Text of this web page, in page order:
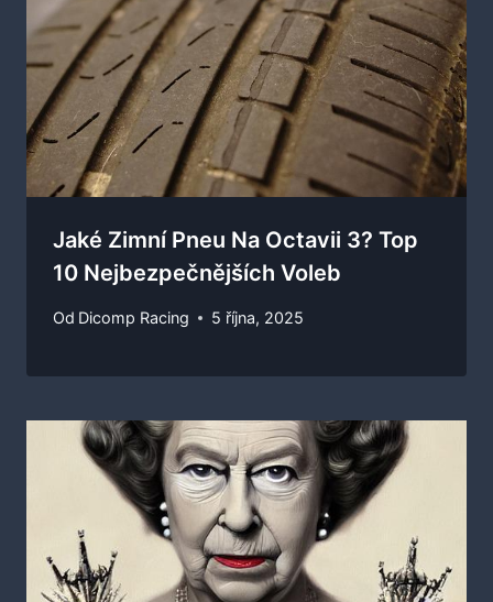
Jaké Zimní Pneu Na Octavii 3? Top
10 Nejbezpečnějších Voleb
Od Dicomp Racing 5 října, 2025